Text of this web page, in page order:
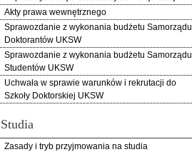
Akty prawa wewnętrznego
Sprawozdanie z wykonania budżetu Samorządu
Doktorantów UKSW
Sprawozdanie z wykonania budżetu Samorządu
Studentów UKSW
Uchwała w sprawie warunków i rekrutacji do
Szkoły Doktorskiej UKSW
Studia
Zasady i tryb przyjmowania na studia